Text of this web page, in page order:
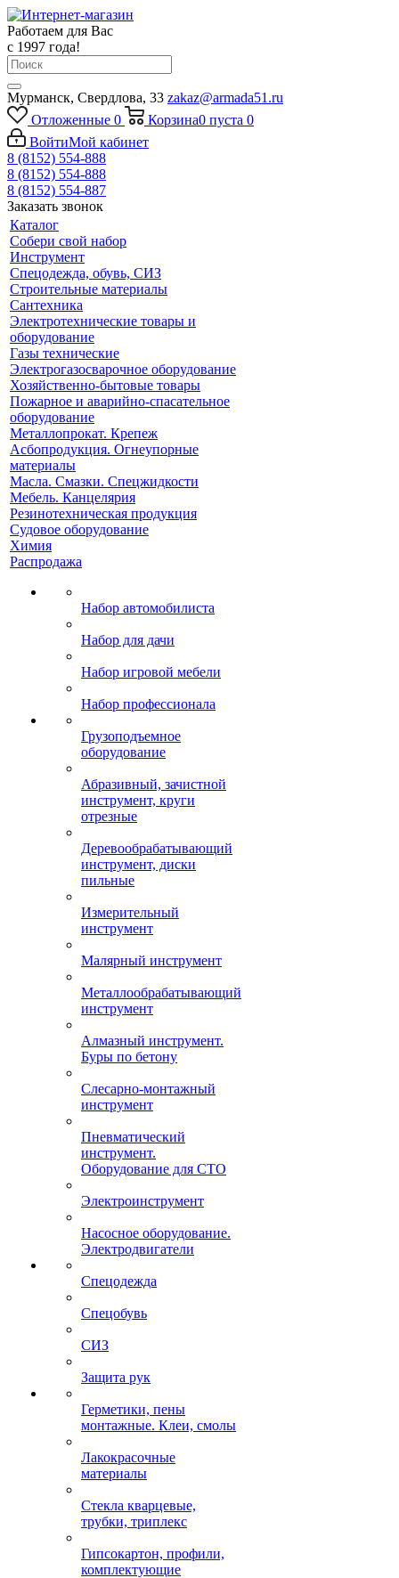
Работаем для Вас
с 1997 года!
Мурманск, Свердлова, 33 zakaz@armada51.ru
Отложенные 0 Корзина0 пуста 0
ВойтиМой кабинет
8 (8152) 554-888
8 (8152) 554-888
8 (8152) 554-887
Заказать звонок
Каталог
Собери свой набор
Инструмент
Спецодежда, обувь, СИЗ
Строительные материалы
Сантехника
Электротехнические товары и
оборудование
Газы технические
Электрогазосварочное оборудование
Хозяйственно-бытовые товары
Пожарное и аварийно-спасательное
оборудование
Металлопрокат. Крепеж
Асбопродукция. Огнеупорные
материалы
Масла. Смазки. Спецжидкости
Мебель. Канцелярия
Резинотехническая продукция
Судовое оборудование
Химия
Распродажа
Набор автомобилиста
Набор для дачи
Набор игровой мебели
Набор профессионала
Грузоподъемное
оборудование
Абразивный, зачистной
инструмент, круги
отрезные
Деревообрабатывающий
инструмент, диски
пильные
Измерительный
инструмент
Малярный инструмент
Металлообрабатывающий
инструмент
Алмазный инструмент.
Буры по бетону
Слесарно-монтажный
инструмент
Пневматический
инструмент.
Оборудование для СТО
Электроинструмент
Насосное оборудование.
Электродвигатели
Спецодежда
Спецобувь
СИЗ
Защита рук
Герметики, пены
монтажные. Клеи, смолы
Лакокрасочные
материалы
Стекла кварцевые,
трубки, триплекс
Гипсокартон, профили,
комплектующие